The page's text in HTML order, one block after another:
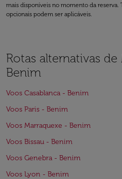
mais disponíveis no momento da reserva.
opcionais podem ser aplicáveis.
Rotas alternativas
Benim
Voos Casablanca - Benim
Voos Paris - Benim
Voos Marraquexe - Benim
Voos Bissau - Benim
Voos Genebra - Benim
Voos Lyon - Benim